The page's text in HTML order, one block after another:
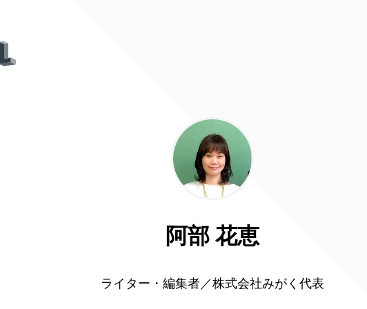
阿部 花恵
ライター・編集者／株式会社みがく代表